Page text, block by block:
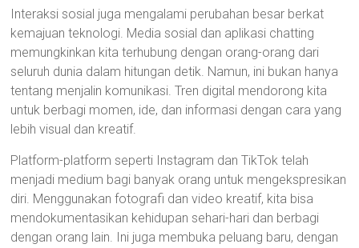
Interaksi sosial juga mengalami perubahan besar berkat
kemajuan teknologi. Media sosial dan aplikasi chatting
memungkinkan kita terhubung dengan orang-orang dari
seluruh dunia dalam hitungan detik. Namun, ini bukan hanya
tentang menjalin komunikasi. Tren digital mendorong kita
untuk berbagi momen, ide, dan informasi dengan cara yang
lebih visual dan kreatif.
Platform-platform seperti Instagram dan TikTok telah
menjadi medium bagi banyak orang untuk mengekspresikan
diri. Menggunakan fotografi dan video kreatif, kita bisa
mendokumentasikan kehidupan sehari-hari dan berbagi
dengan orang lain. Ini juga membuka peluang baru, dengan